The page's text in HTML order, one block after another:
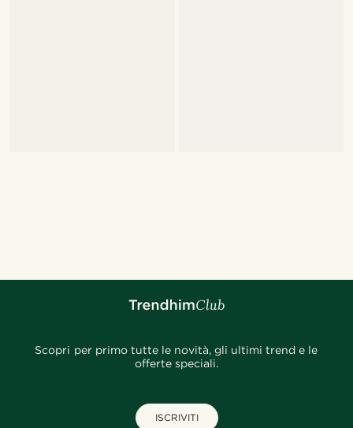
Scopri per primo tutte le novità, gli ultimi trend e le
offerte speciali.
ISCRIVITI